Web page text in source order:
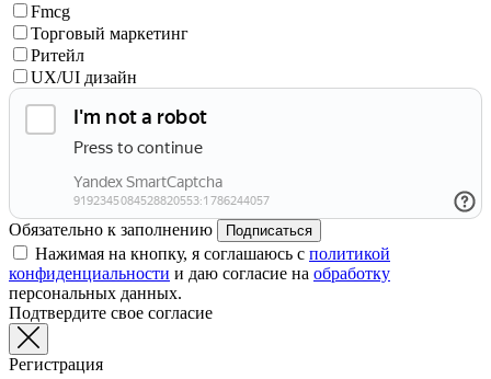
Fmcg
Торговый маркетинг
Ритейл
UX/UI дизайн
Обязательно к заполнению Подписаться
Нажимая на кнопку, я соглашаюсь с политикой
конфиденциальности и даю согласие на обработку
персональных данных.
Подтвердите свое согласие
Регистрация